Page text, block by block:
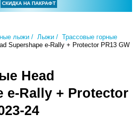
СКИДКА НА ПАКРАФТ
лыжи Лыжи
Трассовые горные
Supershape e-Rally + Protector PR13 GW
Head
e-Rally + Protector
24